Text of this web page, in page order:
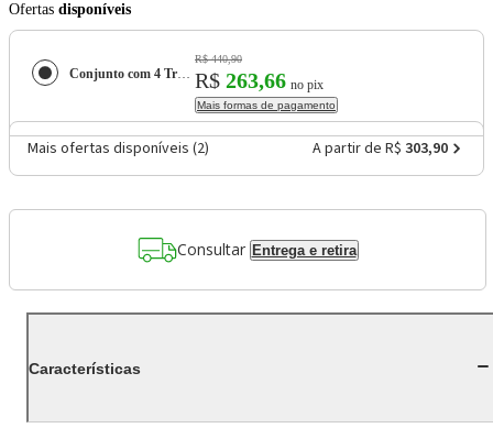
Ofertas disponíveis
Conjunto com 4 Travessas Retangular Média Orgânico Litchi 33x13cm
R$ 440,90
R$ 263,66 no pix
Mais formas de pagamento
Mais ofertas disponíveis (2) A partir de R$ 303,90
Consultar Entrega e retira
Características